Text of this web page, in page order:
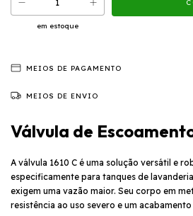
em estoque
MEIOS DE PAGAMENTO
MEIOS DE ENVIO
Válvula de
A válvula 1610 C é uma solução versátil e
especificamente para tanques de
exigem uma vazão maior. Seu corpo em
resistência ao uso severo e um